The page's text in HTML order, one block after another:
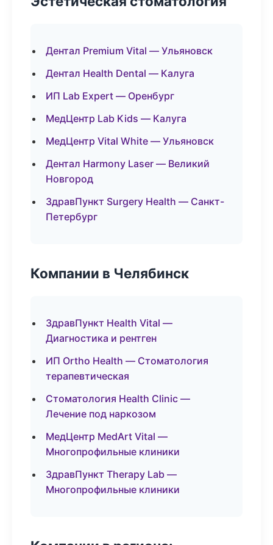
Дентал Premium Vital — Ульяновск
Дентал Health Dental — Калуга
ИП Lab Expert — Оренбург
МедЦентр Lab Kids — Калуга
МедЦентр Vital White — Ульяновск
Дентал Harmony Laser — Великий
Новгород
ЗдравПункт Surgery Health — Санкт-
Петербург
Компании в Челябинск
ЗдравПункт Health Vital —
Диагностика и рентген
ИП Ortho Health — Стоматология
терапевтическая
Стоматология Health Clinic —
Лечение под наркозом
МедЦентр MedArt Vital —
Многопрофильные клиники
ЗдравПункт Therapy Lab —
Многопрофильные клиники